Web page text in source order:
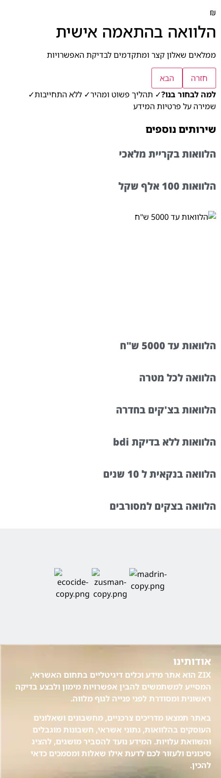
₪
הלוואה בהתאמה אישית
ממלאים שאלון קצר ומתקדמים לבדיקת האפשרויות
חזרה
הבא
למה לבחור בנו?✓ תהליך פשוט ומהיר✓ ללא התחייבות✓
שמירה על פרטיות המידע
שירותים נוספים
הלוואות בקריית מלאכי
הלוואות 100 אלף שקל
הלוואות עד 5000 ש"ח
הלוואה לכל מטרה
הלוואות בצ'קים בחדרה
הלוואות ללא בדיקת bdi
הלוואה בנקאית ל 10 שנים
הלוואה בצקים למסורבים
אודותינו
ZIX הוא אתר מידע וכלים דיגיטליים בתחום האשראי,
המסייע למשתמשים להבין אפשרויות מימון ולבצע בדיקה
ראשונית ומסודרת לפני פנייה לגוף מלווה.
באתר תמצאו מדריכים צרכניים, מחשבונים ושאלונים
העוסקים בהלוואות, נתוני אשראי, חשבונות מוגבלים
והשוואת עלויות. המידע נועד להסביר מושגים, להציג
סיכונים ולעזור לכם לדעת אילו שאלות ומסמכים כדאי
להכין.